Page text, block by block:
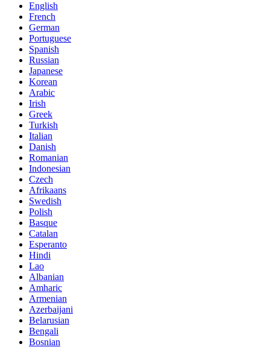
English
French
German
Portuguese
Spanish
Russian
Japanese
Korean
Arabic
Irish
Greek
Turkish
Italian
Danish
Romanian
Indonesian
Czech
Afrikaans
Swedish
Polish
Basque
Catalan
Esperanto
Hindi
Lao
Albanian
Amharic
Armenian
Azerbaijani
Belarusian
Bengali
Bosnian